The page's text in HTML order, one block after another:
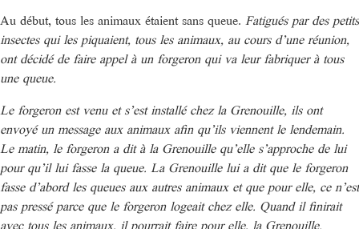
Au début, tous les animaux étaient sans queue. Fatigués par des petits
insectes qui les piquaient, tous les animaux, au cours d’une réunion,
ont décidé de faire appel à un forgeron qui va leur fabriquer à tous
une queue.
Le forgeron est venu et s’est installé chez la Grenouille, ils ont
envoyé un message aux animaux afin qu’ils viennent le lendemain.
Le matin, le forgeron a dit à la Grenouille qu’elle s’approche de lui
pour qu’il lui fasse la queue. La Grenouille lui a dit que le forgeron
fasse d’abord les queues aux autres animaux et que pour elle, ce n’est
pas pressé parce que le forgeron logeait chez elle. Quand il finirait